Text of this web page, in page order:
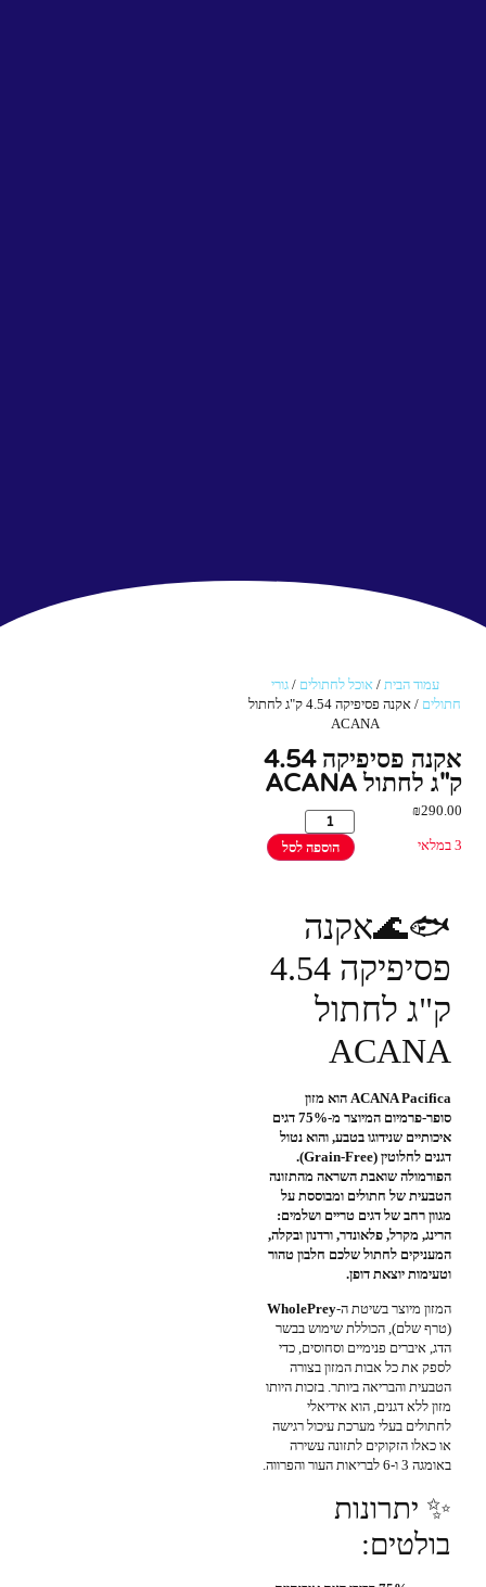
עמוד הבית /אוכל לחתולים /גורי
חתולים
/ אקנה פסיפיקה 4.54 ק"ג לחתול
ACANA
אקנה פסיפיקה 4.54
ק"ג לחתול ACANA
₪290.00
3 במלאי הוספה לסל
🐟🌊אקנה
פסיפיקה 4.54
ק"ג לחתול
ACANA
ACANA Pacifica הוא מזון
סופר-פרמיום המיוצר מ-75% דגים
איכותיים שנידוגו בטבע, והוא נטול
דגנים לחלוטין (Grain-Free).
הפורמולה שואבת השראה מהתזונה
הטבעית של חתולים ומבוססת על
מגוון רחב של דגים טריים ושלמים:
הרינג, מקרל, פלאונדר, ורדנון ובקלה,
המעניקים לחתול שלכם חלבון טהור
וטעימות יוצאת דופן.
המזון מיוצר בשיטת ה-WholePrey
(טרף שלם), הכוללת שימוש בבשר
הדג, איברים פנימיים וסחוסים, כדי
לספק את כל אבות המזון בצורה
הטבעית והבריאה ביותר. בזכות היותו
מזון ללא דגנים, הוא אידיאלי
לחתולים בעלי מערכת עיכול רגישה
או כאלו הזקוקים לתזונה עשירה
באומגה 3 ו-6 לבריאות העור והפרווה.
✨ יתרונות
בולטים: